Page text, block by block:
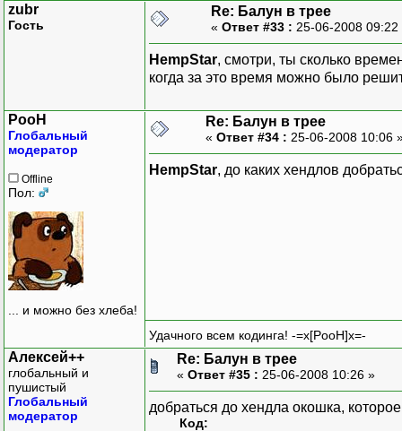
zubr
Гость
Re: Балун в трее
« Ответ #33 : 25-06-2008
HempStar, смотри, ты сколько
когда за это время можно было
PooH
Глобальный
модератор
Offline
Пол:
... и можно без хлеба!
Re: Балун в трее
« Ответ #34 : 25-06-2008 10:06
HempStar, до каких хендлов
Удачного всем кодинга! -=x[PooH]x=-
Алексей++
глобальный и
пушистый
Глобальный
модератор
Re: Балун в трее
« Ответ #35 : 25-06-2008 10:26 »
добраться до хендла окошка,
Код: